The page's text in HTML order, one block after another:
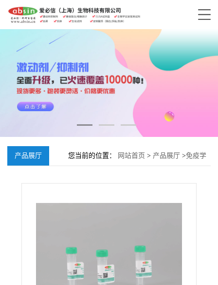
产品展厅 您当前的位置： 网站首页 > 产品展厅 >免疫学